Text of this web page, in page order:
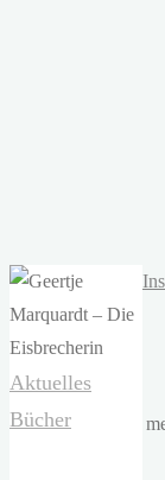
Aktuelles
Bücher